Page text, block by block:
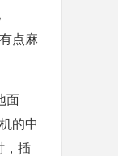
点麻
面
的中
，插